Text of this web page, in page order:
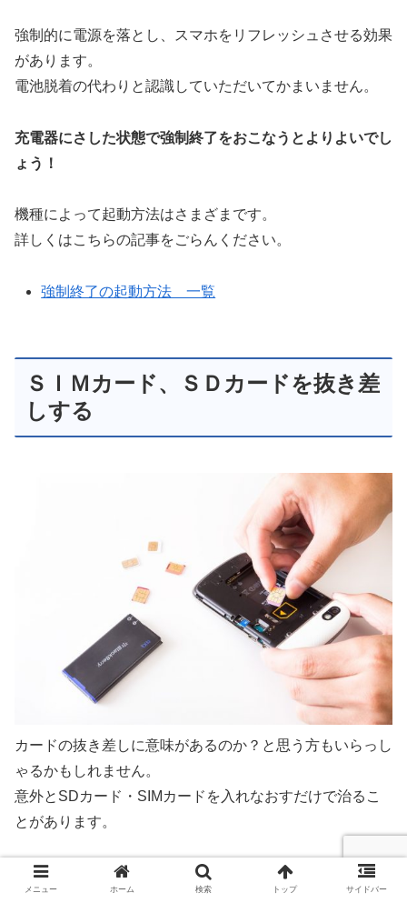
強制的に電源を落とし、スマホをリフレッシュさせる効果
があります。
電池脱着の代わりと認識していただいてかまいません。
充電器にさした状態で強制終了をおこなうとよりよいでし
ょう！
機種によって起動方法はさまざまです。
詳しくはこちらの記事をごらんください。
強制終了の起動方法 一覧
ＳＩＭカード、ＳＤカードを抜き差
しする
カードの抜き差しに意味があるのか？と思う方もいらっし
ゃるかもしれません。
意外とSDカード・SIMカードを入れなおすだけで治るこ
とがあります。
カードの抜き差しをためしてみましょう！
メニュー ホーム 検索 トップ サイドバー